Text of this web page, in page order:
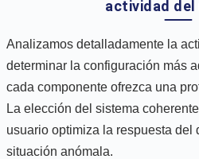
actividad del
Analizamos detalladamente la
determinar la configuración más
cada componente ofrezca una
La elección del sistema
usuario optimiza la respuesta del
situación anómala.